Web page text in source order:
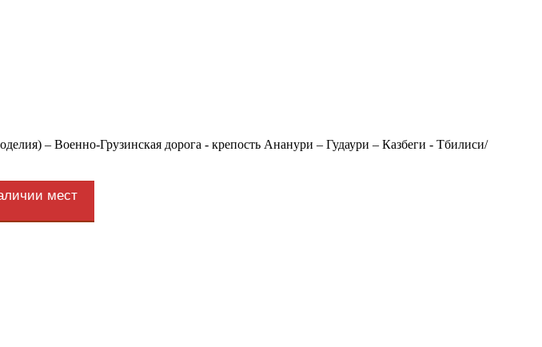
– Военно-Грузинская дорога - крепость Ананури – Гудаури – Казбеги - Тбилиси/
мест